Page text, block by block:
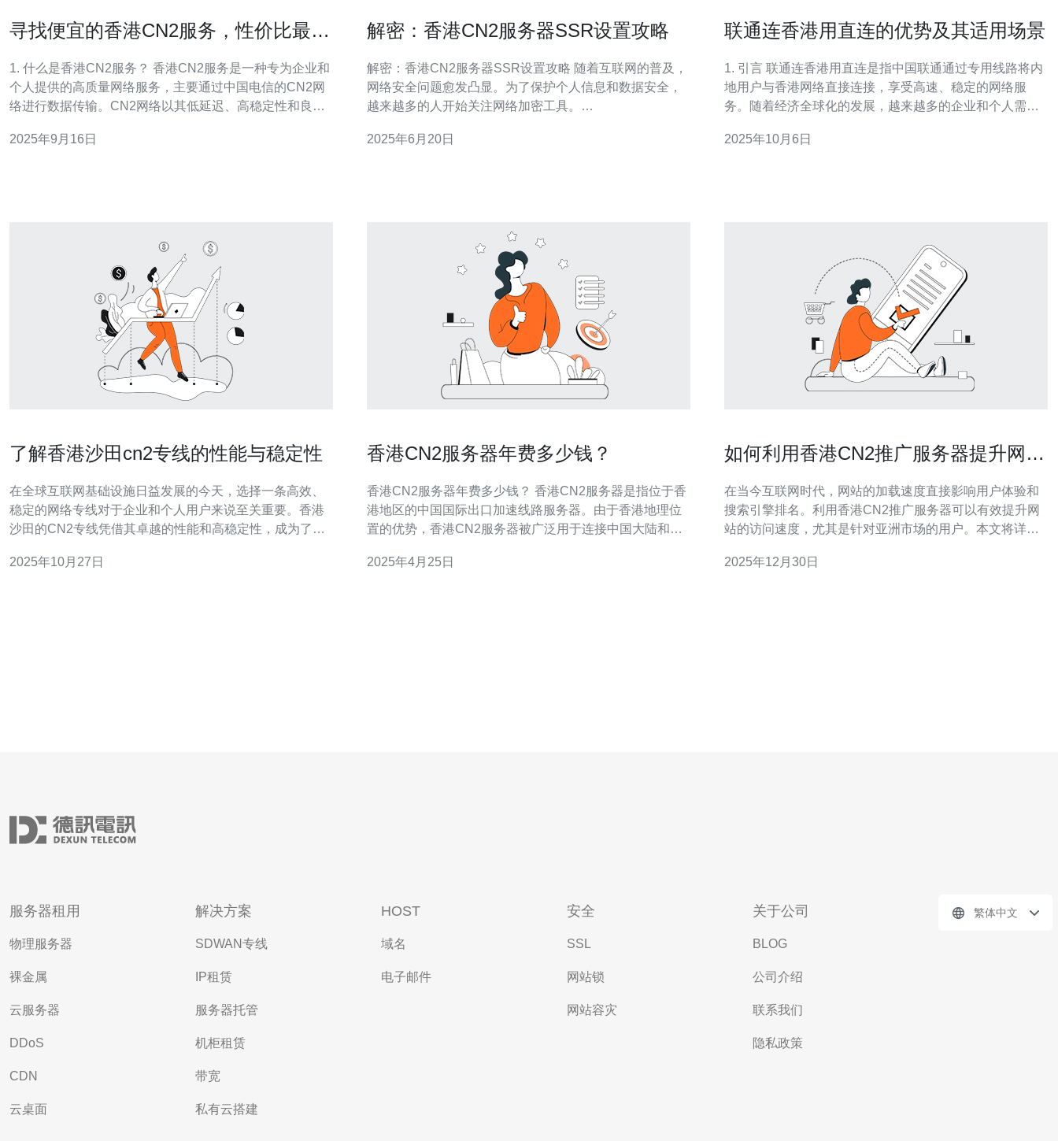
寻找便宜的香港CN2服务，性价比最高
1. 什么是香港CN2服务？ 香港CN2服务是一种专为企业和
个人提供的高质量网络服务，主要通过中国电信的CN2网
络进行数据传输。CN2网络以其低延迟、高稳定性和良好
如视频直播、在线游戏和大数据传输等。 2. 为什么选择香
2025年9月16日
解密：香港CN2服务器SSR设置攻略
解密：香港CN2服务器SSR设置攻略 随着互联网的普及，
网络安全问题愈发凸显。为了保护个人信息和数据安全，
越来越多的人开始关注网络加密工具。
户青睐。而在选择服务器时，香港CN2服务器成为了不少
2025年6月20日
联通连香港用直连的优势及其适用场景
1. 引言 联通连香港用直连是指中国联通通过专用线路将内
地用户与香港网络直接连接，享受高速、稳定的网络服
务。随着经济全球化的发展，越来越多的企业和个人需要
2. 直连的优势 2.1 高速稳定的网络 由于直连采用专用网
2025年10月6日
了解香港沙田cn2专线的性能与稳定性
在全球互联网基础设施日益发展的今天，选择一条高效、
稳定的网络专线对于企业和个人用户来说至关重要。香港
沙田的CN2专线凭借其卓越的性能和高稳定性，成为了众
与稳定性，以及它在服务器、VPS、主机和域名等技术领
2025年10月27日
香港CN2服务器年费多少钱？
香港CN2服务器年费多少钱？ 香港CN2服务器是指位于香
港地区的中国国际出口加速线路服务器。由于香港地理位
置的优势，香港CN2服务器被广泛用于连接中国大陆和国
接。 相比其他服务器，香港CN2服务器具有以下优势：
2025年4月25日
如何利用香港CN2推广服务器提升网站
在当今互联网时代，网站的加载速度直接影响用户体验和
搜索引擎排名。利用香港CN2推广服务器可以有效提升网
站的访问速度，尤其是针对亚洲市场的用户。本文将详细
化，来提升网站的整体性能。 为什么选择香港CN2推广服
2025年12月30日
服务器租用
物理服务器
裸金属
云服务器
DDoS
CDN
云桌面
解决方案
SDWAN专线
IP租赁
服务器托管
机柜租赁
带宽
私有云搭建
HOST
域名
电子邮件
安全
SSL
网站锁
网站容灾
关于公司
BLOG
公司介绍
联系我们
隐私政策
繁体中文